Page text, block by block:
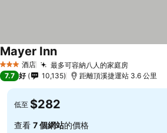
3 星級 酒店 最多可容納八人的家庭房
Mayer Inn
7.7 好 10,135 距離頂溪捷運站 3.6 公里
低至 $282
查看 7 個網站的價格